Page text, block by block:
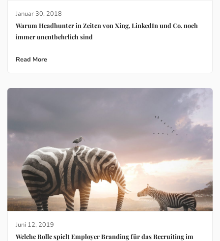
Januar 30, 2018
Warum Headhunter in Zeiten von Xing, LinkedIn und Co. noch
immer unentbehrlich sind
Read More
Juni 12, 2019
Welche Rolle spielt Employer Branding für das Recruiting im